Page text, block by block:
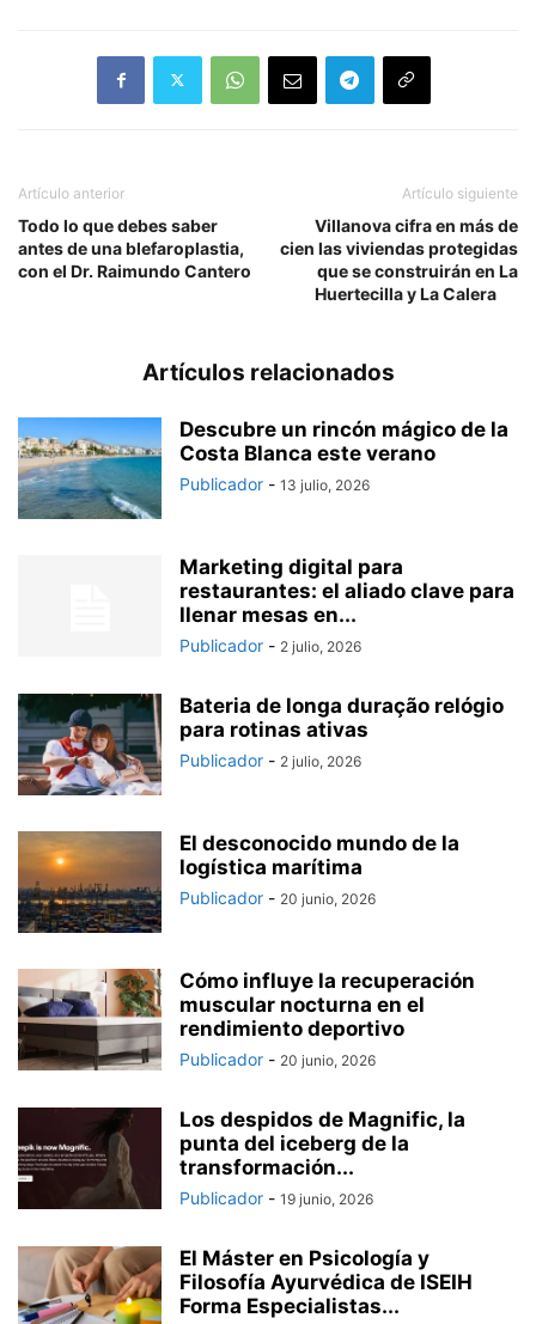
Artículo anterior
Todo lo que debes saber
antes de una blefaroplastia,
con el Dr. Raimundo Cantero
Artículo siguiente
Villanova cifra en más de
cien las viviendas protegidas
que se construirán en La
Huertecilla y La Calera
Artículos relacionados
Descubre un rincón mágico de la
Costa Blanca este verano
Publicador - 13 julio, 2026
Marketing digital para
restaurantes: el aliado clave para
llenar mesas en...
Publicador - 2 julio, 2026
Bateria de longa duração relógio
para rotinas ativas
Publicador - 2 julio, 2026
El desconocido mundo de la
logística marítima
Publicador - 20 junio, 2026
Cómo influye la recuperación
muscular nocturna en el
rendimiento deportivo
Publicador - 20 junio, 2026
Los despidos de Magnific, la
punta del iceberg de la
transformación...
Publicador - 19 junio, 2026
El Máster en Psicología y
Filosofía Ayurvédica de ISEIH
Forma Especialistas...